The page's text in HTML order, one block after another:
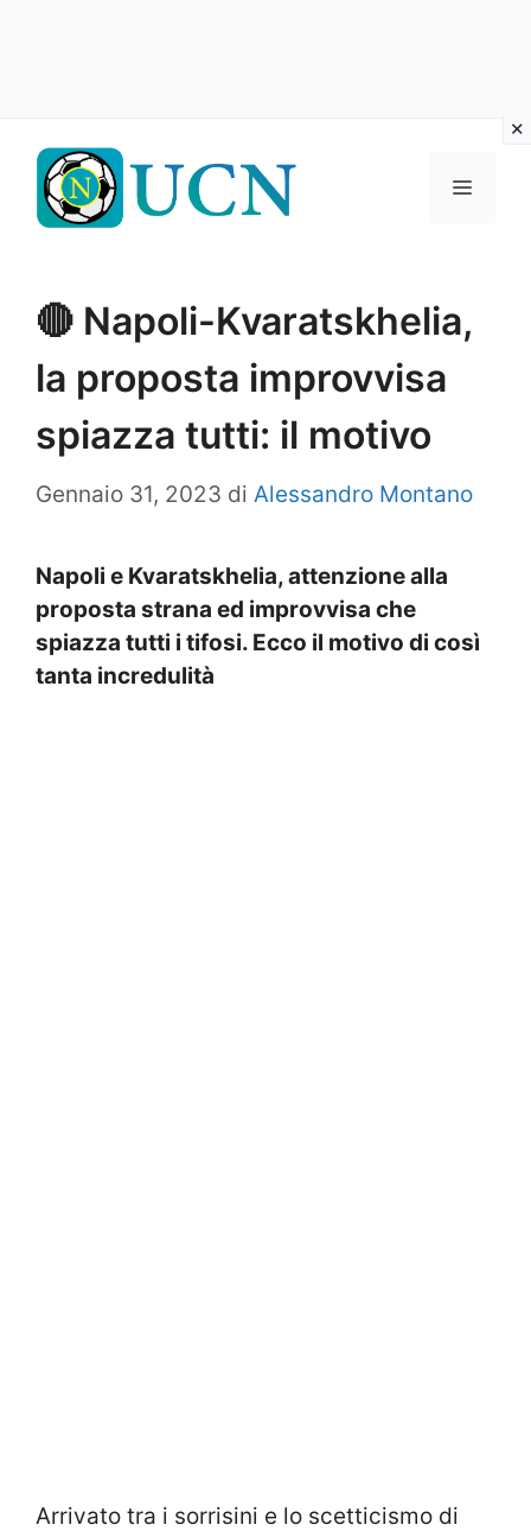
contenuto
Menu
🔴 Napoli-Kvaratskhelia,
la proposta improvvisa
spiazza tutti: il motivo
Gennaio 31, 2023 di Alessandro Montano
Napoli e Kvaratskhelia, attenzione alla
proposta strana ed improvvisa che
spiazza tutti i tifosi. Ecco il motivo di così
tanta incredulità
Arrivato tra i sorrisini e lo scetticismo di